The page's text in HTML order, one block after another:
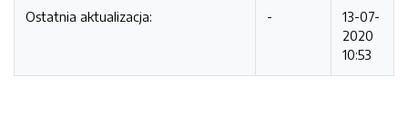
Ostatnia aktualizacja: -
13-07-
2020
10:53